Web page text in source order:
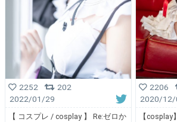
2252
202
2022/01/29
【 コスプレ / cosplay 】 Re:ゼロか
2206
2020/12/
【